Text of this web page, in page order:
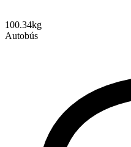
100.34kg
Autobús